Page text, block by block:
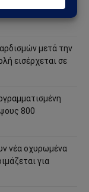
Προαστιακού –
μετά την
εισέρχεται σε
800
νέα οχυρωμένα
για